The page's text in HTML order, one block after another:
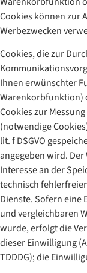
Cookies können zur
Werbezwecken
Cookies, die zur
Ihnen erwünschter
Warenkorbfunktion)
Cookies zur
(notwendige
lit. f DSGVO
angegeben wird.
Interesse an der
technisch
Dienste. Sofern eine
und vergleichbaren
wurde, erfolgt die
dieser Einwilligung
TDDDG); die